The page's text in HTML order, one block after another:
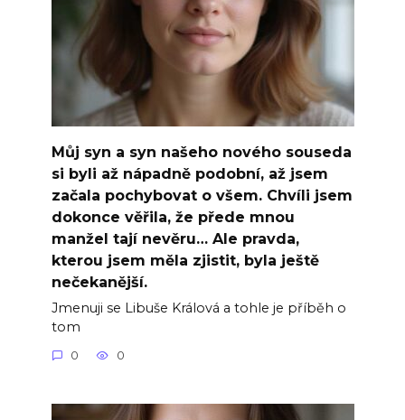
Můj syn a syn našeho nového souseda
si byli až nápadně podobní, až jsem
začala pochybovat o všem. Chvíli jsem
dokonce věřila, že přede mnou
manžel tají nevěru… Ale pravda,
kterou jsem měla zjistit, byla ještě
nečekanější.
Jmenuji se Libuše Králová a tohle je příběh o
tom
0 0